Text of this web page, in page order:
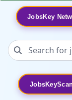
JobsKey